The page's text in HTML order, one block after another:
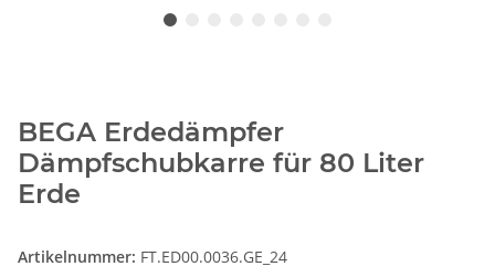
BEGA Erdedämpfer
Dämpfschubkarre für 80 Liter
Erde
Artikelnummer: FT.ED00.0036.GE_24